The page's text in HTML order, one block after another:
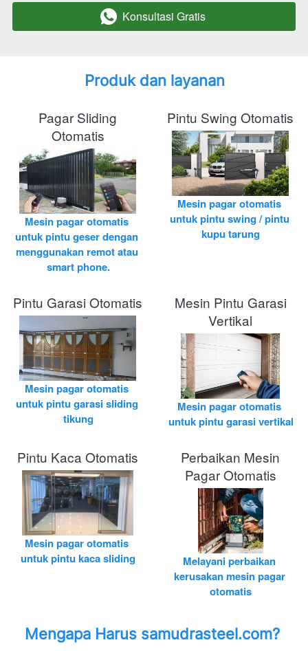
` Konsultasi Gratis
Produk dan layanan
Pagar Sliding
Otomatis
Mesin pagar otomatis
untuk pintu geser dengan
menggunakan remot atau
smart phone.
Pintu Swing Otomatis
Mesin pagar otomatis
untuk pintu swing / pintu
kupu tarung
Pintu Garasi Otomatis
Mesin pagar otomatis
untuk pintu garasi sliding
tikung
Mesin Pintu Garasi
Vertikal
Mesin pagar otomatis
untuk pintu garasi vertikal
Pintu Kaca Otomatis
Mesin pagar otomatis
untuk pintu kaca sliding
Perbaikan Mesin
Pagar Otomatis
Melayani perbaikan
kerusakan mesin pagar
otomatis
Mengapa Harus samudrasteel.com?